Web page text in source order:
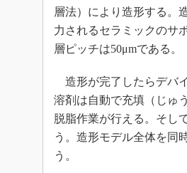
層法）により造形する。
力されるセラミックのサ
層ピッチは50μmである。
造形が完了したらデバ
溶剤は自動で充填（じゅ
脱脂作業が行える。そし
う。造形モデル全体を同
う。